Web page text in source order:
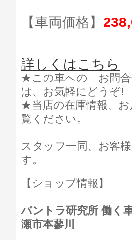
【車両価格】
詳しくはこちら
★この車への「お問合
は、お気軽にどうぞ!
★当店の在庫情報、
覧ください。
スタッフ一同、お客
す。
【ショップ情報】
バントラ研究所 働く
瀬市本蓼川